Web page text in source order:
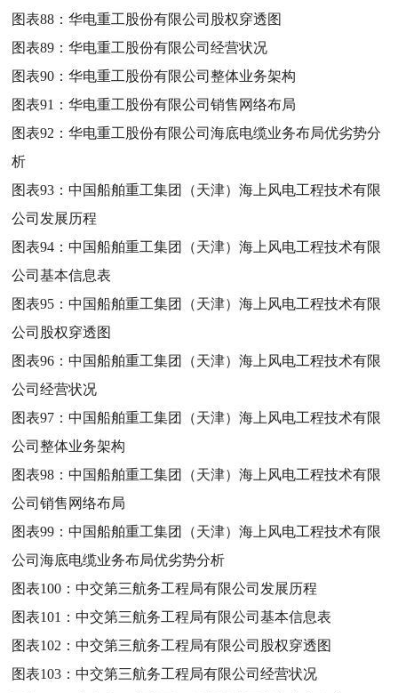
图表88：华电重工股份有限公司股权穿透图
图表89：华电重工股份有限公司经营状况
图表90：华电重工股份有限公司整体业务架构
图表91：华电重工股份有限公司销售网络布局
图表92：华电重工股份有限公司海底电缆业务布局优劣势分
析
图表93：中国船舶重工集团（天津）海上风电工程技术有限
公司发展历程
图表94：中国船舶重工集团（天津）海上风电工程技术有限
公司基本信息表
图表95：中国船舶重工集团（天津）海上风电工程技术有限
公司股权穿透图
图表96：中国船舶重工集团（天津）海上风电工程技术有限
公司经营状况
图表97：中国船舶重工集团（天津）海上风电工程技术有限
公司整体业务架构
图表98：中国船舶重工集团（天津）海上风电工程技术有限
公司销售网络布局
图表99：中国船舶重工集团（天津）海上风电工程技术有限
公司海底电缆业务布局优劣势分析
图表100：中交第三航务工程局有限公司发展历程
图表101：中交第三航务工程局有限公司基本信息表
图表102：中交第三航务工程局有限公司股权穿透图
图表103：中交第三航务工程局有限公司经营状况